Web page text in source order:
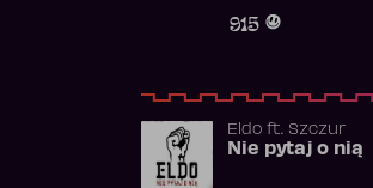
915
Eldoft. Szczur
Nie pytaj o nią